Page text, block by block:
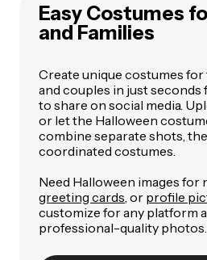
Easy Costumes
and Families
Create unique costumes for
and couples in just seconds
to share on social media.
or let the Halloween
combine separate shots,
coordinated costumes.
Need Halloween images for
greeting cards , or profile
customize for any platform
professional-quality photos.